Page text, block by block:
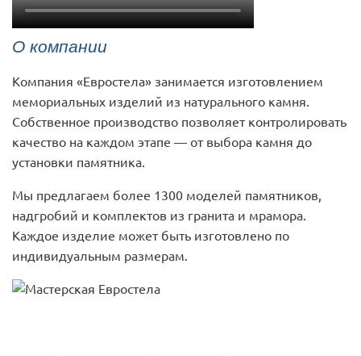
О компании
Компания «Евростела» занимается изготовлением
мемориальных изделий из натурального камня.
Собственное производство позволяет контролировать
качество на каждом этапе — от выбора камня до
установки памятника.
Мы предлагаем более 1300 моделей памятников,
надгробий и комплектов из гранита и мрамора.
Каждое изделие может быть изготовлено по
индивидуальным размерам.